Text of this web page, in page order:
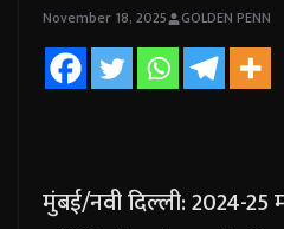
November 18, 2025 GOLDEN PENN
मुंबई/नवी दिल्ली: 2024-25